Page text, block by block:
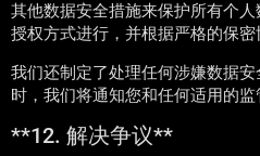
其他数据安全措施来保护所有个
授权方式进行，并根据严格的保密
我们还制定了处理任何涉嫌数据
时，我们将通知您和任何适用的监
**12. 解决争议**